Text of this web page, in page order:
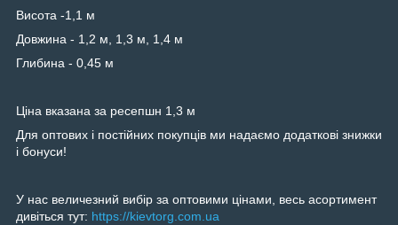
Висота -1,1 м
Довжина - 1,2 м, 1,3 м, 1,4 м
Глибина - 0,45 м
Ціна вказана за ресепшн 1,3 м
Для оптових і постійних покупців ми надаємо додаткові знижки
і бонуси!
У нас величезний вибір за оптовими цінами, весь асортимент
дивіться тут: https://kievtorg.com.ua